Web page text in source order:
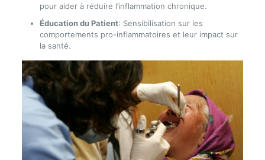
pour aider à réduire l’inflammation chronique.
Éducation du Patient: Sensibilisation sur les
comportements pro-inflammatoires et leur impact sur
la santé.